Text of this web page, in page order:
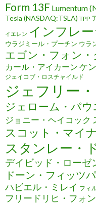
Form 13F Lumentum
Tesla (NASDAQ:TSLA) TPP
イエレン インフレ
ウラジミール・プーチン ウラ
エゴン・フォン
カール・アイカーン ケ
ジェイコブ・ロスチャイルド
ジェフリー
ジェローム・パウ
ジョニー・ヘイコック
スコット・マイ
スタンレー・
デイビッド・ローゼ
ドーン・フィッツ
ハビエル・ミレイ フィ
フリードリヒ・フォ